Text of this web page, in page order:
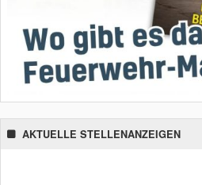
AKTUELLE STELLENANZEIGEN